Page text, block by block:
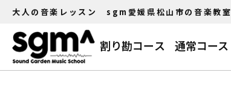
大人の音楽レッスン sgm愛媛県松山市の音楽教室
割り勘コース 通常コース